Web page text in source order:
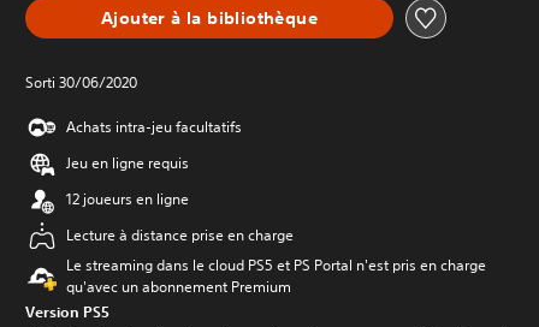
Ajouter à la bibliothèque
Sorti 30/06/2020
Achats intra-jeu facultatifs
Jeu en ligne requis
12 joueurs en ligne
Lecture à distance prise en charge
Le streaming dans le cloud PS5 et PS Portal n'est pris en charge
qu'avec un abonnement Premium
Version PS5